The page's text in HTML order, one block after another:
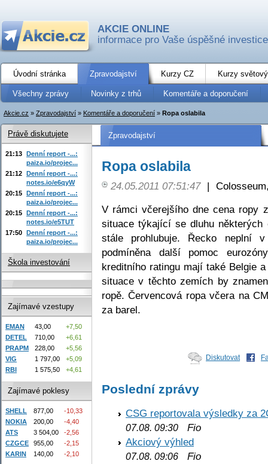
AKCIE ONLINE
informace pro Vaše úspěšné investice
Úvodní stránka Zpravodajství Kurzy CZ Kurzy
Všechny zprávy Novinky z trhů Komentáře a doporučení
Akcie.cz » Zpravodajství » Komentáře a doporučení » Ropa oslabila
Zpravodajství
Ropa oslabila
24.05.2011 07:51:47 |
V rámci včerejšího dne cena ropy
situace týkající se dluhu
stále prohlubuje. Řecko neplní
podmíněna další pomoc
kreditního ratingu mají také Belgie
situace v těchto zemích by
ropě. Červencová ropa včera na
za barel.
Diskutovat
Poslední zprávy
CSG reportovala výsledky za
07.08. 09:30 Fio
Akciový výhled
07.08. 09:06 Fio
Právě diskutujete
21:13 Denní report -...:
paiza.io/projec...
21:12 Denní report -...:
notes.io/e6qyW
20:15 Denní report -...:
paiza.io/projec...
20:15 Denní report -...:
notes.io/e5TUT
17:50 Denní report -...:
paiza.io/projec...
Škola investování
Zajímavé vzestupy
EMAN 43,00
+7,50
DETEL
710,00
+6,61
PRAPM
228,00
+5,56
VIG
1 797,00
+5,09
RBI
1 575,50 +4,61
Zajímavé poklesy
SHELL 877,00
-10,33
NOKIA
200,00
-4,40
ATS
3 504,00
-2,56
CZGCE
955,00
-2,15
KARIN
140,00 -2,10